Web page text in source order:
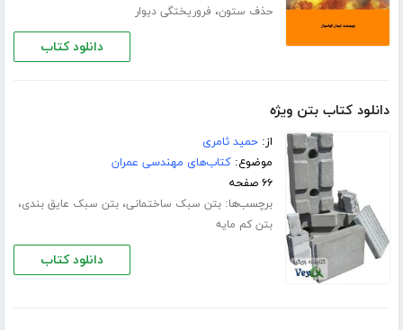
حذف ستون، فروریختگی دیوار
دانلود کتاب
دانلود کتاب بتن ویژه
از:حمید ثامری
موضوع:کتاب‌های مهندسی عمران
۶۶ صفحه
برچسب‌ها:بتن سبک ساختمانی،بتن سبک عایق بندی،
بتن کم مایه
دانلود کتاب